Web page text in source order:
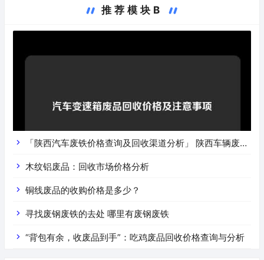
推荐模块B
「陕西汽车废铁价格查询及回收渠道分析」 陕西车辆废铁
价是什么
木纹铝废品：回收市场价格分析
铜线废品的收购价格是多少？
寻找废钢废铁的去处 哪里有废钢废铁
“背包有余，收废品到手”：吃鸡废品回收价格查询与分析